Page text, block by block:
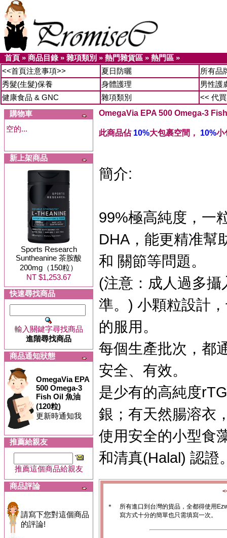
首頁 » 商品目錄» 雜項類別 » 熱門雜貨區 » 熱門區 »
<<首頁注意事項>>
夏日防曬
所有品
秀髮(生髮)保養
身體護理
男性護
健康食品 & GNC
雜項類別
<< 代
購物車
空的...
新上架商品
Sports Research
Suntheanine 茶胺酸
200mg（150粒）
NT $1,253.67
快速尋找商品
輸入關鍵字尋找商品
進階尋找商品
商品通知狀態
OmegaVia EPA
500 Omega-3
Fish Oil 魚油
(120粒)
更新時通知我
推薦給親友
推薦這個商品給親友
商品評論
請寫下您對這個商品
的評論!
OmegaVia EPA 500 Omega-3
此商品佔 10%大包裹空間， 10%小
簡介:
99%極高純度，一
DHA，能更精准幫
和 關節等問題。
(注意：成人過多
準。) 小顆粒設計
的服用。
每個生產批次，都
安全、有效。
是少有的高純度
銀；有天然腸溶衣
使用安全的小型食
和清真(Halal) 認證
＊
所有進口到台灣的貨品，全都得使用
寫方式十分的簡單也只需填寫一次。